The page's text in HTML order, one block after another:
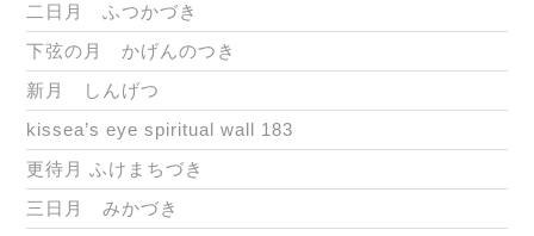
二日月 ふつかづき
下弦の月 かげんのつき
新月 しんげつ
kissea’s eye spiritual wall 183
更待月 ふけまちづき
三日月 みかづき